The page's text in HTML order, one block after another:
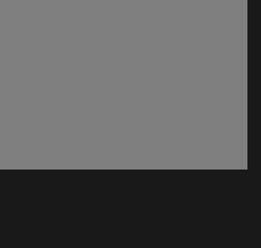
nueva ventana)